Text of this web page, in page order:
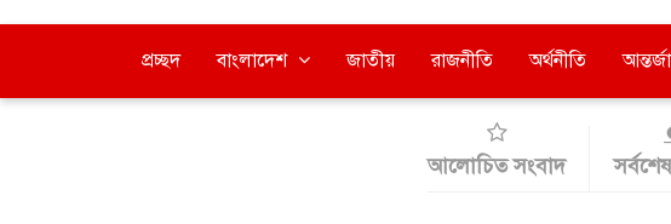
প্রচ্ছদ বাংলাদেশ জাতীয় রাজনীতি অর্থনীতি
আলোচিত সংবাদ